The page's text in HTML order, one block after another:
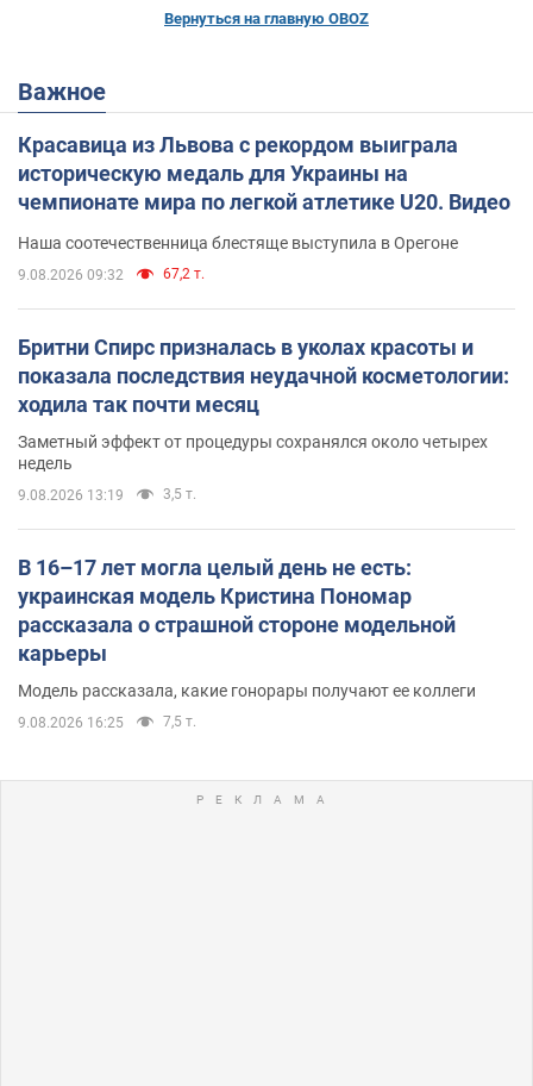
Вернуться на главную OBOZ
Важное
Красавица из Львова с рекордом выиграла
историческую медаль для Украины на
чемпионате мира по легкой атлетике U20. Видео
Наша соотечественница блестяще выступила в Орегоне
9.08.2026 09:32 67,2 т.
Бритни Спирс призналась в уколах красоты и
показала последствия неудачной косметологии:
ходила так почти месяц
Заметный эффект от процедуры сохранялся около четырех
недель
9.08.2026 13:19 3,5 т.
В 16–17 лет могла целый день не есть:
украинская модель Кристина Пономар
рассказала о страшной стороне модельной
карьеры
Модель рассказала, какие гонорары получают ее коллеги
9.08.2026 16:25 7,5 т.